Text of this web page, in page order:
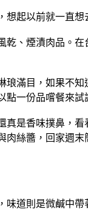
起以前就一直
、煙漬肉品。
滿目，如果不
一份品嚐餐來試
是香味撲鼻，
絲醬，回家週
道則是微鹹中